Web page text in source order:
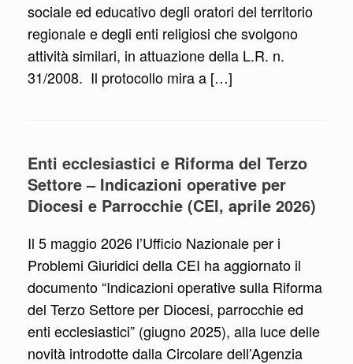
sociale ed educativo degli oratori del territorio
regionale e degli enti religiosi che svolgono
attività similari, in attuazione della L.R. n.
31/2008. Il protocollo mira a […]
Enti ecclesiastici e Riforma del Terzo
Settore – Indicazioni operative per
Diocesi e Parrocchie (CEI, aprile 2026)
Il 5 maggio 2026 l’Ufficio Nazionale per i
Problemi Giuridici della CEI ha aggiornato il
documento “Indicazioni operative sulla Riforma
del Terzo Settore per Diocesi, parrocchie ed
enti ecclesiastici” (giugno 2025), alla luce delle
novità introdotte dalla Circolare dell’Agenzia